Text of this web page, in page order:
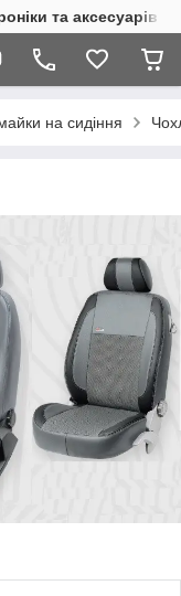
та аксесуарів в
на сидіння